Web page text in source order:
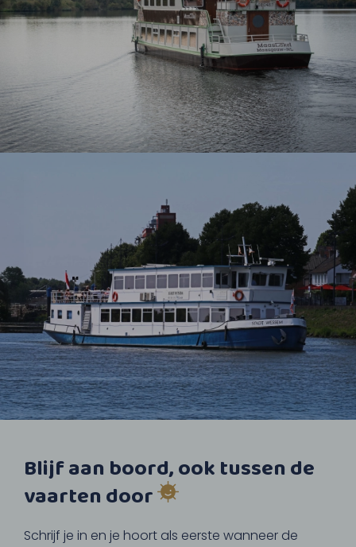
Blijf aan boord, ook tussen de
vaarten door
Schrijf je in en je hoort als eerste wanneer de